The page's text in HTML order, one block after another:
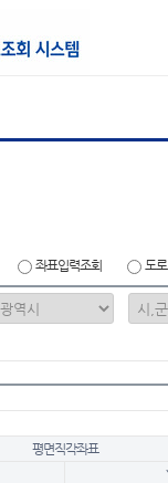
좌표입력조회 도
평면직각좌표